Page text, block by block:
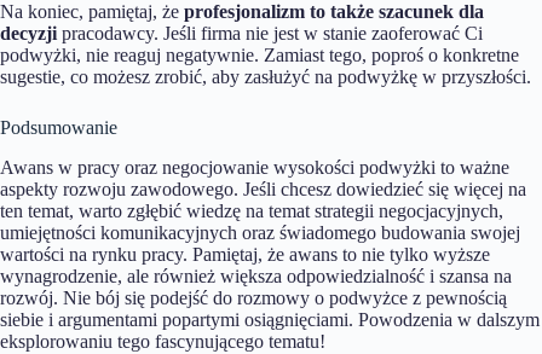
Na koniec, pamiętaj, że profesjonalizm to także szacunek dla
decyzji pracodawcy. Jeśli firma nie jest w stanie zaoferować Ci
podwyżki, nie reaguj negatywnie. Zamiast tego, poproś o konkretne
sugestie, co możesz zrobić, aby zasłużyć na podwyżkę w przyszłości.
Podsumowanie
Awans w pracy oraz negocjowanie wysokości podwyżki to ważne
aspekty rozwoju zawodowego. Jeśli chcesz dowiedzieć się więcej na
ten temat, warto zgłębić wiedzę na temat strategii negocjacyjnych,
umiejętności komunikacyjnych oraz świadomego budowania swojej
wartości na rynku pracy. Pamiętaj, że awans to nie tylko wyższe
wynagrodzenie, ale również większa odpowiedzialność i szansa na
rozwój. Nie bój się podejść do rozmowy o podwyżce z pewnością
siebie i argumentami popartymi osiągnięciami. Powodzenia w dalszym
eksplorowaniu tego fascynującego tematu!